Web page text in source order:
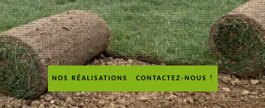
NOS RÉALISATIONS CONTACTEZ-NOUS !